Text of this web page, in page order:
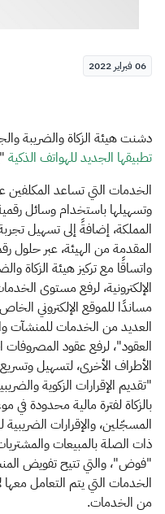
06 فبراير 2022
دشنت هيئة الزكاة والضريبة والجمارك
تطبيقها الجديد للهواتف الذكية
الخدمات التي تساعد المكلفين
وتسهيلها باستخدام وسائل
المملكة، إضافةً إلى تسهيل
المقدمة من الهيئة، عبر حلول
واتساقًا مع تركيز هيئة الزكاة
الإلكترونية، لرفع مستوى
العديد من الخدمات للمنشآت
العقود"، لرفع عقود المصروفات
الأطراف الأخرى، لتسهيل
"تقديم الإقرارات الزكوية
بالزكاة لفترة مالية محدودة في
المسجّلين، والإقرارات
ذات الصلة بالمبيعات
"فوض"، والتي تتيح تفويض
الخدمات التي يتم التعامل معها
من الخدمات.